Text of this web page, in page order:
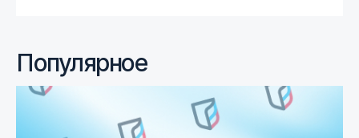
Популярное